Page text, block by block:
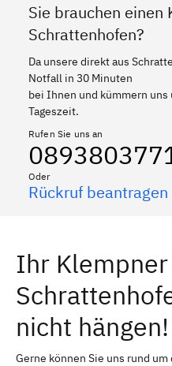
Sie brauchen einen
Schrattenhofen?
Da unsere direkt aus
Notfall in 30 Minuten
bei Ihnen und kümmern
Tageszeit.
Rufen Sie uns an
Oder
Rückruf beantragen
Ihr
nicht hängen!
Gerne können Sie uns rund